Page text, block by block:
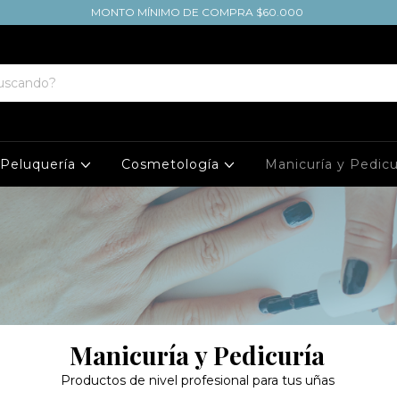
MONTO MÍNIMO DE COMPRA $60.000
Peluquería Cosmetología Manicuría y
Manicuría y Pedicuría
Productos de nivel profesional para tus uñas